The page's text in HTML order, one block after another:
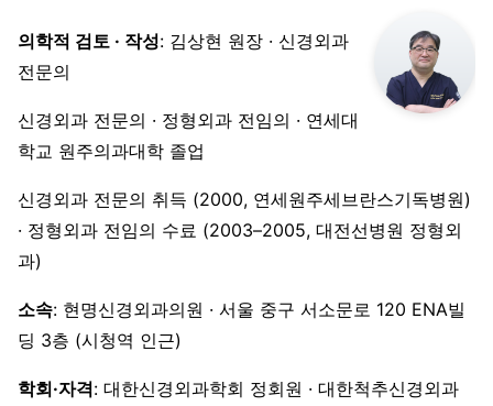
의학적 검토 · 작성: 김상현 원장 · 신경외과
전문의
신경외과 전문의 · 정형외과 전임의 · 연세대
학교 원주의과대학 졸업
신경외과 전문의 취득 (2000, 연세원주세브란스기독병원)
· 정형외과 전임의 수료 (2003–2005, 대전선병원 정형외
과)
소속: 현명신경외과의원 · 서울 중구 서소문로 120 ENA빌
딩 3층 (시청역 인근)
학회·자격: 대한신경외과학회 정회원 · 대한척추신경외과